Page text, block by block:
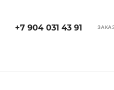
+7 904 031 43 91